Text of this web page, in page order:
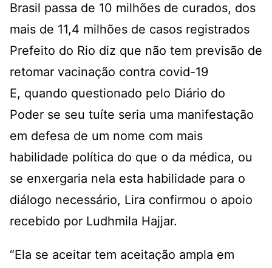
Brasil passa de 10 milhões de curados, dos
mais de 11,4 milhões de casos registrados
Prefeito do Rio diz que não tem previsão de
retomar vacinação contra covid-19
E, quando questionado pelo Diário do
Poder se seu tuíte seria uma manifestação
em defesa de um nome com mais
habilidade política do que o da médica, ou
se enxergaria nela esta habilidade para o
diálogo necessário, Lira confirmou o apoio
recebido por Ludhmila Hajjar.
“Ela se aceitar tem aceitação ampla em